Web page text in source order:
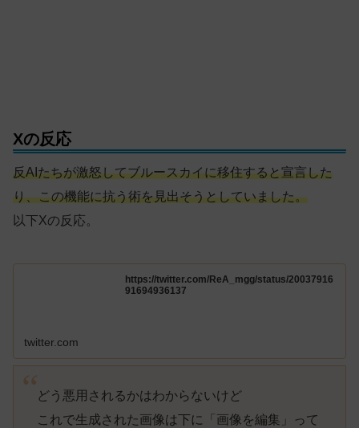
Xの反応
反AIたちが激怒してブルースカイに移住すると宣言した
り、この機能に抗う術を見出そうとしていました。
以下Xの反応。
https://twitter.com/ReA_mgg/status/20037916
91694936137
twitter.com
どう悪用されるかはわからないけど
これで生成された画像は下に「画像を編集」って